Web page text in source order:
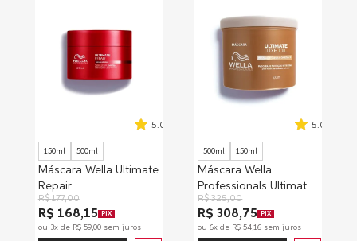
5.0
150ml 500ml
Máscara Wella Ultimate
Repair
R$ 177,00
R$ 168,15 PIX
ou 3x de R$ 59,00sem juros
5.0
500ml 150ml
Máscara Wella
Professionals Ultimate
Luxe Oil
R$ 325,00
R$ 308,75 PIX
ou6x de R$ 54,16 sem juros